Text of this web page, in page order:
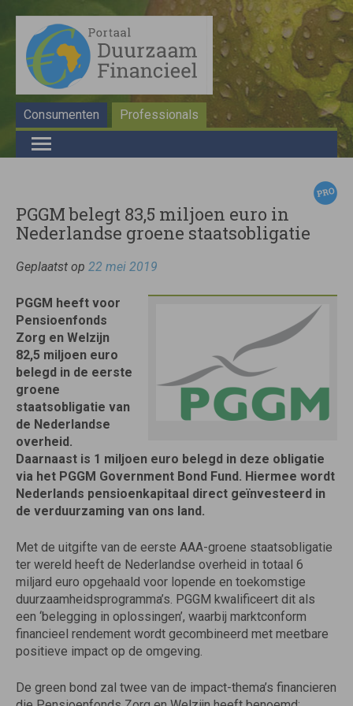
Consumenten Professionals
PGGM belegt 83,5 miljoen euro in
Nederlandse groene staatsobligatie
Geplaatst op 22 mei 2019
PGGM heeft voor
Pensioenfonds
Zorg en Welzijn
82,5 miljoen euro
belegd in de eerste
groene
staatsobligatie van
de Nederlandse
overheid.
Daarnaast is 1 miljoen euro belegd in deze obligatie
via het PGGM Government Bond Fund. Hiermee wordt
Nederlands pensioenkapitaal direct geïnvesteerd in
de verduurzaming van ons land.
Met de uitgifte van de eerste AAA-groene staatsobligatie
ter wereld heeft de Nederlandse overheid in totaal 6
miljard euro opgehaald voor lopende en toekomstige
duurzaamheidsprogramma’s. PGGM kwalificeert dit als
een ‘belegging in oplossingen’, waarbij marktconform
financieel rendement wordt gecombineerd met meetbare
positieve impact op de omgeving.
De green bond zal twee van de impact-thema’s financieren